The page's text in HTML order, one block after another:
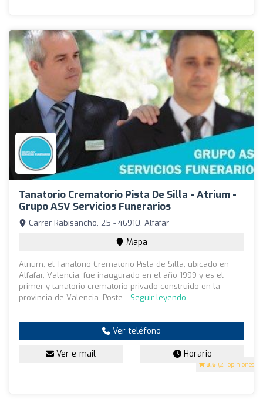
Tanatorio Crematorio Pista De Silla - Atrium -
Grupo ASV Servicios Funerarios
3.6 (21 opiniones)
Carrer Rabisancho, 25 - 46910, Alfafar
Mapa
Atrium, el Tanatorio Crematorio Pista de Silla, ubicado en
Alfafar, Valencia, fue inaugurado en el año 1999 y es el
primer y tanatorio crematorio privado construido en la
provincia de Valencia. Poste... Seguir leyendo
Ver teléfono
Ver e-mail Horario